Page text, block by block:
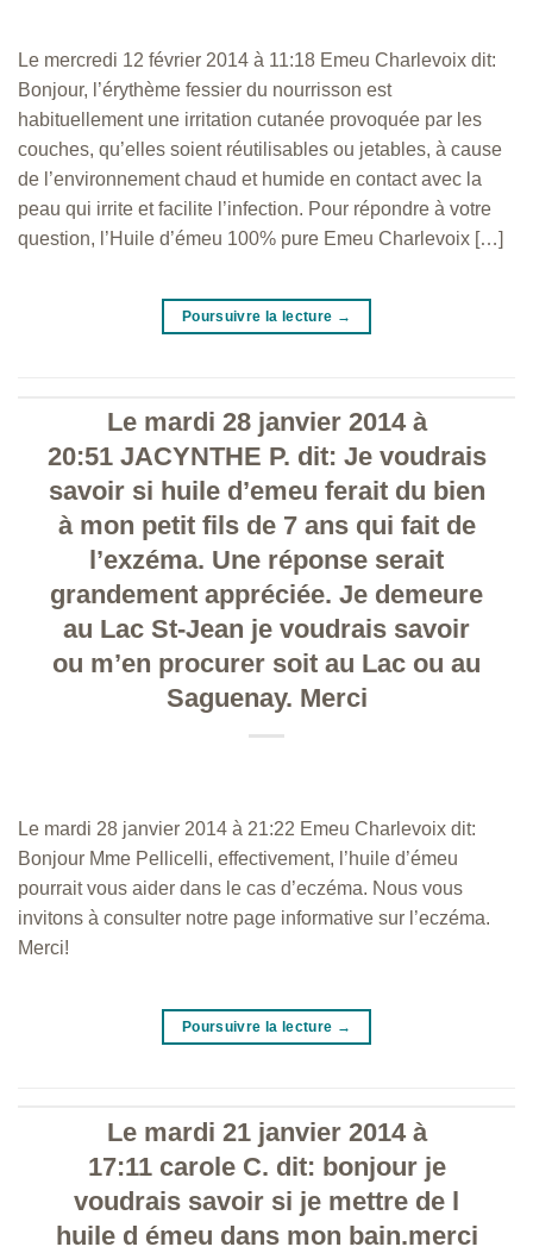
Le mercredi 12 février 2014 à 11:18 Emeu Charlevoix dit:
Bonjour, l’érythème fessier du nourrisson est
habituellement une irritation cutanée provoquée par les
couches, qu’elles soient réutilisables ou jetables, à cause
de l’environnement chaud et humide en contact avec la
peau qui irrite et facilite l’infection. Pour répondre à votre
question, l’Huile d’émeu 100% pure Emeu Charlevoix […]
Poursuivre la lecture →
Le mardi 28 janvier 2014 à
20:51 JACYNTHE P. dit: Je voudrais
savoir si huile d’emeu ferait du bien
à mon petit fils de 7 ans qui fait de
l’exzéma. Une réponse serait
grandement appréciée. Je demeure
au Lac St-Jean je voudrais savoir
ou m’en procurer soit au Lac ou au
Saguenay. Merci
Le mardi 28 janvier 2014 à 21:22 Emeu Charlevoix dit:
Bonjour Mme Pellicelli, effectivement, l’huile d’émeu
pourrait vous aider dans le cas d’eczéma. Nous vous
invitons à consulter notre page informative sur l’eczéma.
Merci!
Poursuivre la lecture →
Le mardi 21 janvier 2014 à
17:11 carole C. dit: bonjour je
voudrais savoir si je mettre de l
huile d émeu dans mon bain.merci